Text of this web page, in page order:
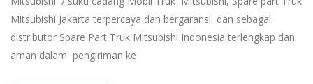
Mitsubishi Jakarta terpercaya dan bergaransi dan sebagai
distributor Spare Part Truk Mitsubishi Indonesia terlengkap dan
aman dalam pengiriman ke